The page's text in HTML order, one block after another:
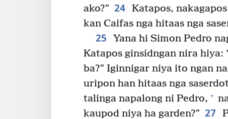
ako?” 24 Katapos,
kan Caifas nga hitaas nga
25
Yana hi Simon Pedro
Katapos ginsidngan nira
ba?” Iginnigar niya ito ngan
uripon han hitaas nga
talinga napalong ni Pedro, +
kaupod niya ha garden?” 27